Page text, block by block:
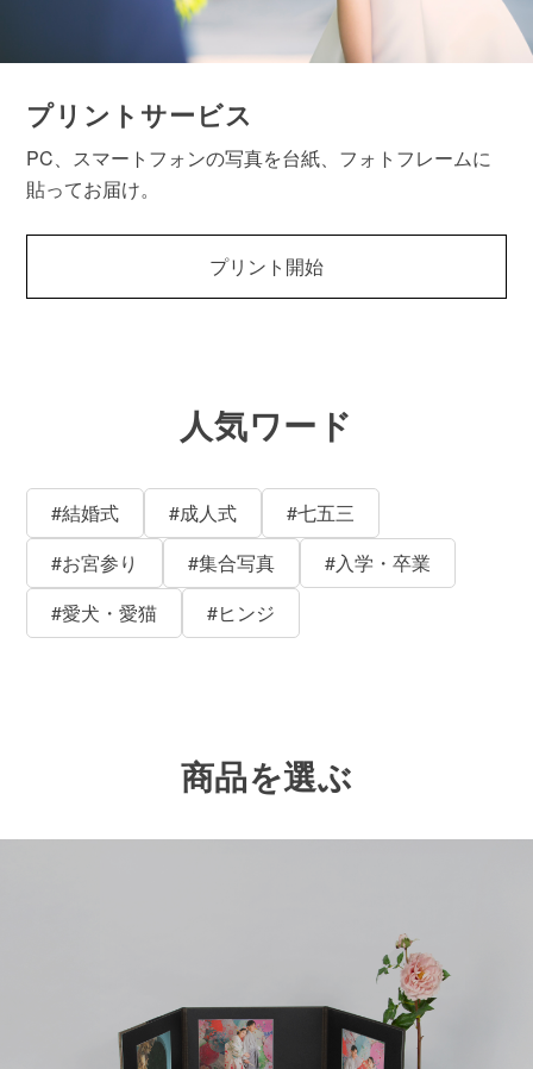
プリントサービス
PC、スマートフォンの写真を台紙、フォトフレームに
貼ってお届け。
プリント開始
人気ワード
#結婚式 #成人式
#七五三
#お宮参り
#集合写真
#入学・卒業
#愛犬・愛猫
#ヒンジ
商品を選ぶ